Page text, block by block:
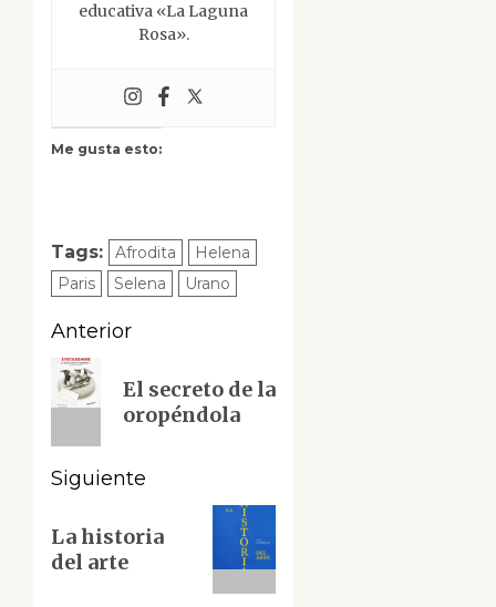
educativa «La Laguna
Rosa».
Me gusta esto:
Tags: Afrodita
Helena
Paris
Selena Urano
Navegación
de
entradas
Anterior
Entrada
anterior:
El secreto de la
oropéndola
Siguiente
entrada:
La historia
del arte